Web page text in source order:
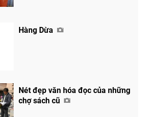
Hàng Dừa
Nét đẹp văn hóa đọc của những
chợ sách cũ